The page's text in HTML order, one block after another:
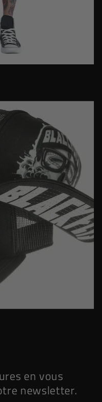
en vous
newsletter.